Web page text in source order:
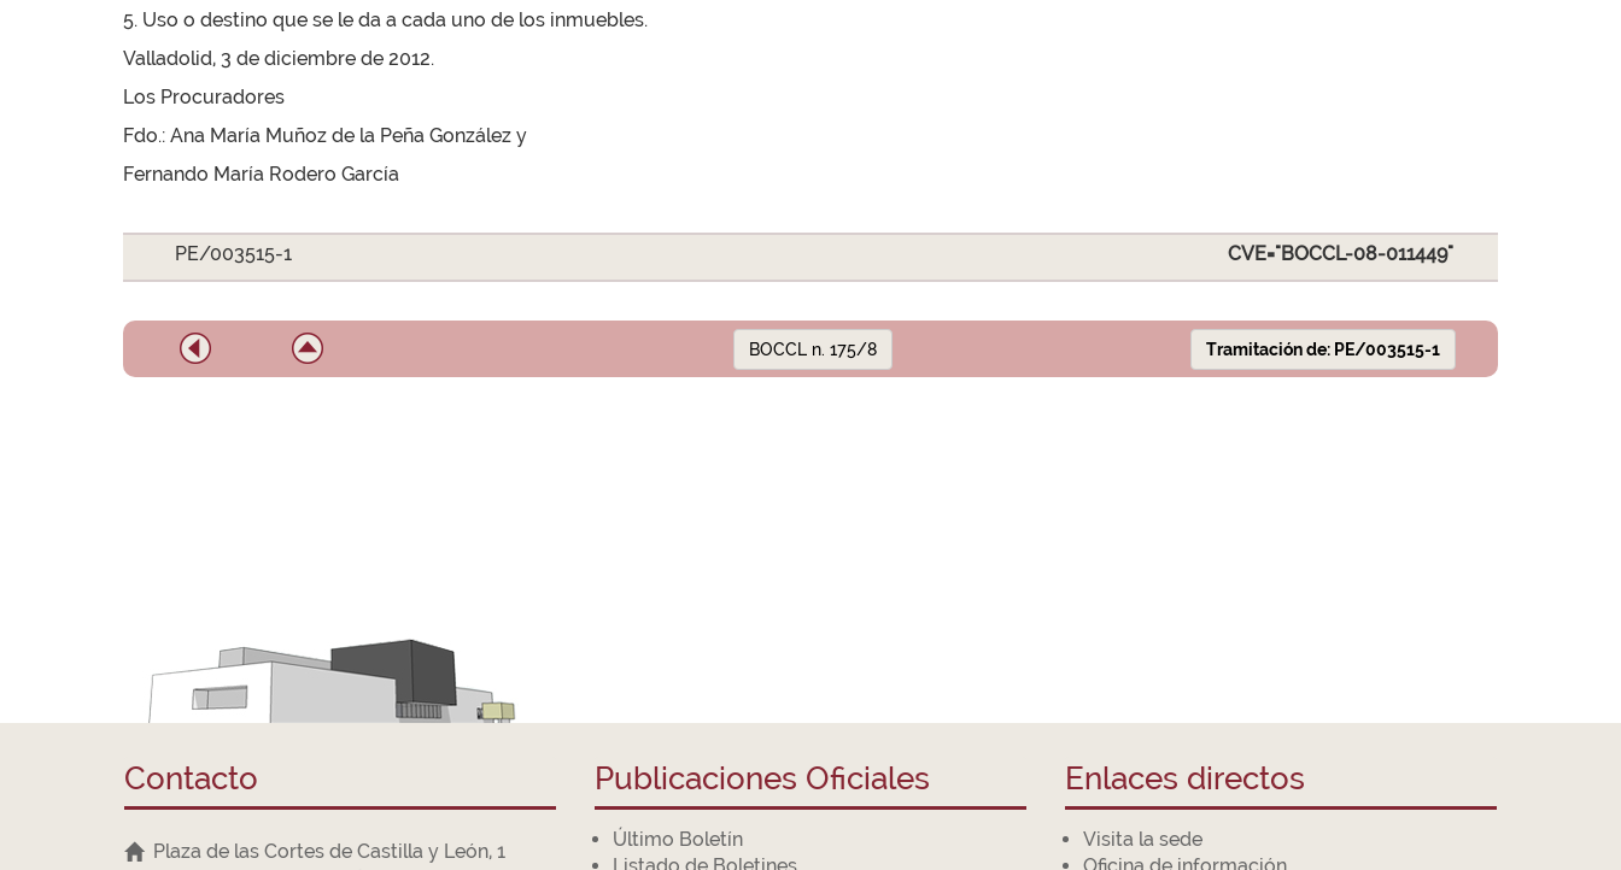
5. Uso o destino que se le da a cada uno de los inmuebles.
Valladolid, 3 de diciembre de 2012.
Los Procuradores
Fdo.: Ana María Muñoz de la Peña González y
Fernando María Rodero García
PE/003515-1 CVE="BOCCL-08-011449"
BOCCL n. 175/8 Tramitación de: PE/003515-1
Contacto
Plaza de las Cortes de Castilla y León, 1
Publicaciones Oficiales
Último Boletín
Enlaces directos
Visita la sede